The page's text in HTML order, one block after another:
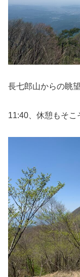
長七郎山からの眺
11:40、休憩もそこ